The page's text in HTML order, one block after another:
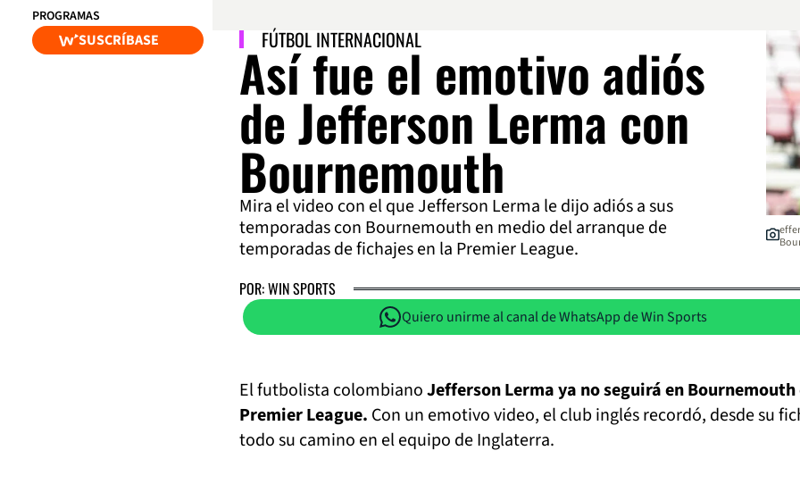
PROGRAMAS
SUSCRÍBASE FÚTBOL INTERNACIONAL
Así fue el emotivo adiós
de Jefferson Lerma con
Bournemouth
Mira el video con el que Jefferson Lerma le dijo adiós a sus
temporadas con Bournemouth en medio del arranque de
temporadas de fichajes en la Premier League.
POR: WIN SPORTS
Quiero unirme al canal de WhatsApp de Win Sports
El futbolista colombianoJefferson Lerma ya no seguirá en Bournemouth
Premier League. Con un emotivo video, el club inglés recordó, desde su
todo su camino en el equipo de Inglaterra.